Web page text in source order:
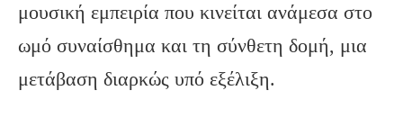
μουσική εμπειρία που κινείται ανάμεσα στο
ωμό συναίσθημα και τη σύνθετη δομή, μια
μετάβαση διαρκώς υπό εξέλιξη.